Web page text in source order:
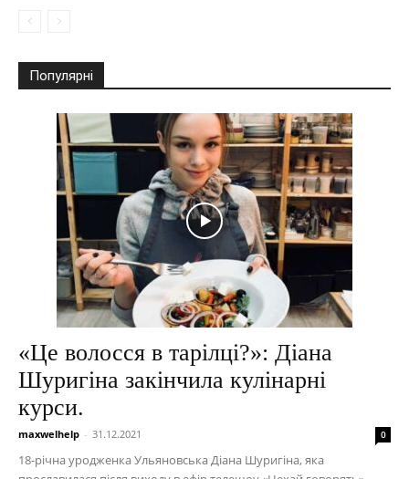
Популярні
«Це волосся в тарілці?»: Діана
Шуригіна закінчила кулінарні
курси.
maxwelhelp - 31.12.2021 0
18-річна уродженка Ульяновська Діана Шуригіна, яка